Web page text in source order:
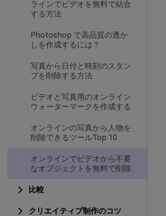
ラインでビデオを無料で結合
する方法
Photoshop で高品質の透か
しを作成するには？
写真から日付と時刻のスタン
プを削除する方法
ビデオと写真用のオンライン
ウォーターマークを作成する
オンラインの写真から人物を
削除できるツールTop 10
オンラインでビデオから不要
なオブジェクトを無料で削除
比較
クリエイティブ制作のコツ